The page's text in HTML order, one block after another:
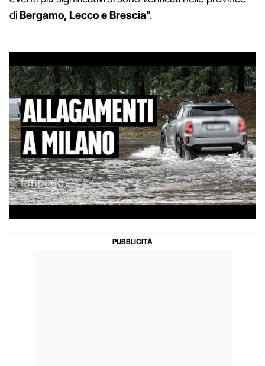
diBergamo, Lecco e Brescia".